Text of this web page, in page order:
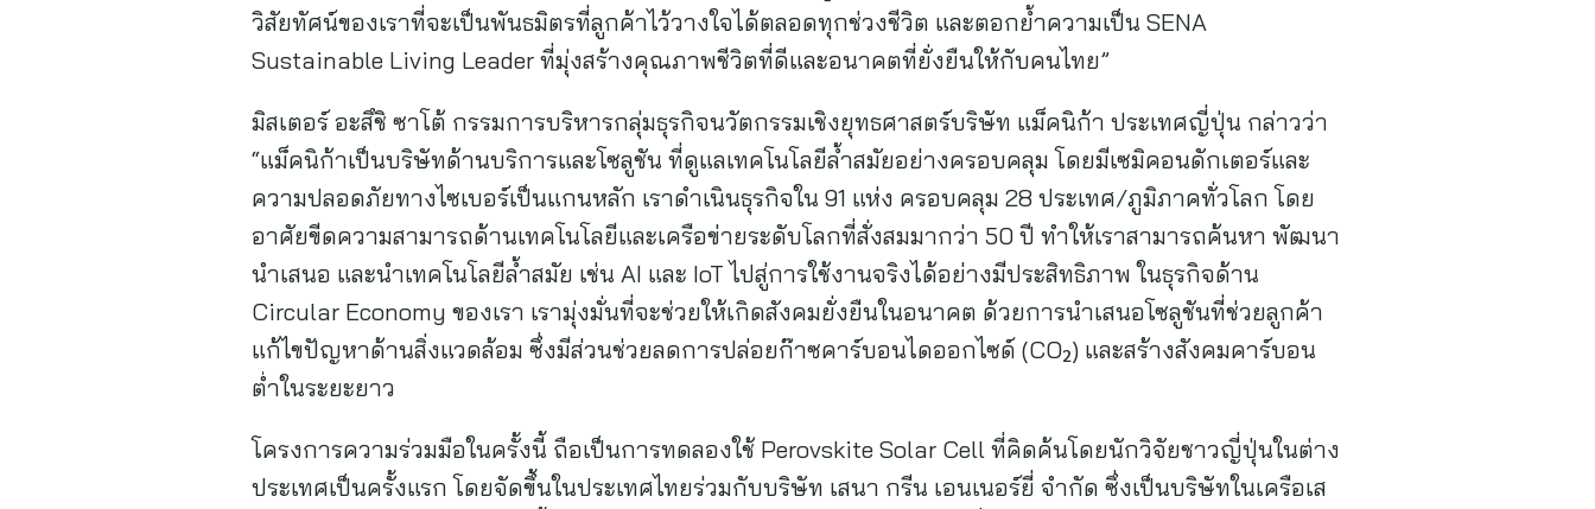
วิสัยทัศน์ของเราที่จะเป็นพันธมิตรที่ลูกค้าไว้วางใจได้ตลอดทุกช่วงชีวิต และตอกย้ำความเป็น SENA
Sustainable Living Leader ที่มุ่งสร้างคุณภาพชีวิตที่ดีและอนาคตที่ยั่งยืนให้กับคนไทย”
มิสเตอร์ อะสึชิ ซาโต้ กรรมการบริหารกลุ่มธุรกิจนวัตกรรมเชิงยุทธศาสตร์บริษัท แม็คนิก้า ประเทศญี่ปุ่น กล่าวว่า
“แม็คนิก้าเป็นบริษัทด้านบริการและโซลูชัน ที่ดูแลเทคโนโลยีล้ำสมัยอย่างครอบคลุม โดยมีเซมิคอนดักเตอร์และ
ความปลอดภัยทางไซเบอร์เป็นแกนหลัก เราดำเนินธุรกิจใน 91 แห่ง ครอบคลุม 28 ประเทศ/ภูมิภาคทั่วโลก โดย
อาศัยขีดความสามารถด้านเทคโนโลยีและเครือข่ายระดับโลกที่สั่งสมมากว่า 50 ปี ทำให้เราสามารถค้นหา พัฒนา
นำเสนอ และนำเทคโนโลยีล้ำสมัย เช่น AI และ IoT ไปสู่การใช้งานจริงได้อย่างมีประสิทธิภาพ ในธุรกิจด้าน
Circular Economy ของเรา เรามุ่งมั่นที่จะช่วยให้เกิดสังคมยั่งยืนในอนาคต ด้วยการนำเสนอโซลูชันที่ช่วยลูกค้า
แก้ไขปัญหาด้านสิ่งแวดล้อม ซึ่งมีส่วนช่วยลดการปล่อยก๊าซคาร์บอนไดออกไซด์ (CO₂) และสร้างสังคมคาร์บอน
ต่ำในระยะยาว
โครงการความร่วมมือในครั้งนี้ ถือเป็นการทดลองใช้ Perovskite Solar Cell ที่คิดค้นโดยนักวิจัยชาวญี่ปุ่นในต่าง
ประเทศเป็นครั้งแรก โดยจัดขึ้นในประเทศไทยร่วมกับบริษัท เสนา กรีน เอนเนอร์ยี่ จำกัด ซึ่งเป็นบริษัทในเครือเส